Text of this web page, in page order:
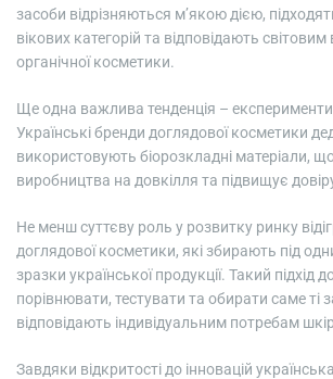
засоби відрізняються м’якою дією,
вікових категорій та відповідають
органічної косметики.
Ще одна важлива тенденція –
Українські бренди доглядової косметики
використовують біорозкладні матеріали,
виробництва на довкілля та підвищує
Не менш суттєву роль у розвитку ринку
доглядової косметики, які збирають під
зразки української продукції. Такий підхід
порівнювати, тестувати та обирати саме ті
відповідають індивідуальним потребам
Завдяки відкритості до інновацій